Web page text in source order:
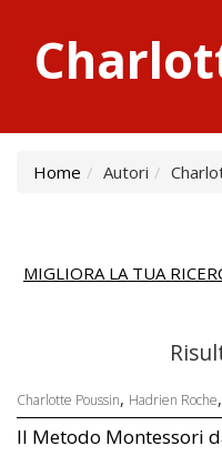
Home Autori
MIGLIORA LA TUA
Charlotte Poussin, Hadrien Roche,
Il Metodo Montessori